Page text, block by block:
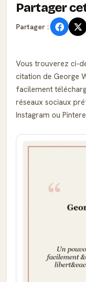
Partager
Partager :
Vous trouverez ci-
citation de George
facilement
réseaux sociaux
Instagram ou